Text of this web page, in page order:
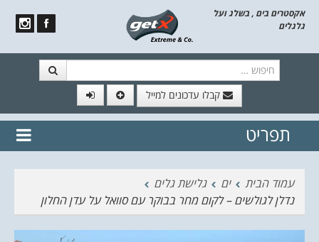
אקסטרים בים , בשלג ועל
גלגלים
קבלו עדכונים למייל
// הצטרף לרשימת תפוצה!
נשמח
תפריט
עמוד הבית
ים
גלישת גלים
נדלן לגולשים – לקום מחר בבוקר עם סוואל על עדן החלון